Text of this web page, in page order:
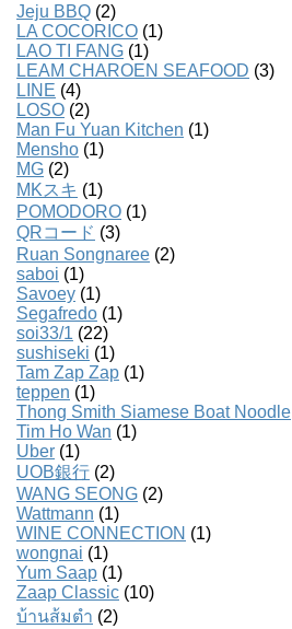
Jeju BBQ (2)
LA COCORICO (1)
LAO TI FANG (1)
LEAM CHAROEN SEAFOOD (3)
LINE (4)
LOSO (2)
Man Fu Yuan Kitchen (1)
Mensho (1)
MG (2)
MKスキ (1)
POMODORO (1)
QRコード (3)
Ruan Songnaree (2)
saboi (1)
Savoey (1)
Segafredo (1)
soi33/1 (22)
sushiseki (1)
Tam Zap Zap (1)
teppen (1)
Thong Smith Siamese Boat Noodle
Tim Ho Wan (1)
Uber (1)
UOB銀行 (2)
WANG SEONG (2)
Wattmann (1)
WINE CONNECTION (1)
wongnai (1)
Yum Saap (1)
Zaap Classic (10)
บ้านส้มตํา (2)